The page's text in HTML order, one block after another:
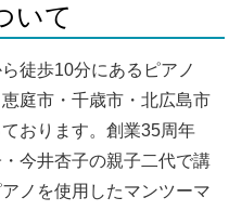
いて
徒歩10分にあるピアノ
庭市・千歳市・北広島市
おります。創業35周年
今井杏子の親子二代で講
ノを使用したマンツーマ